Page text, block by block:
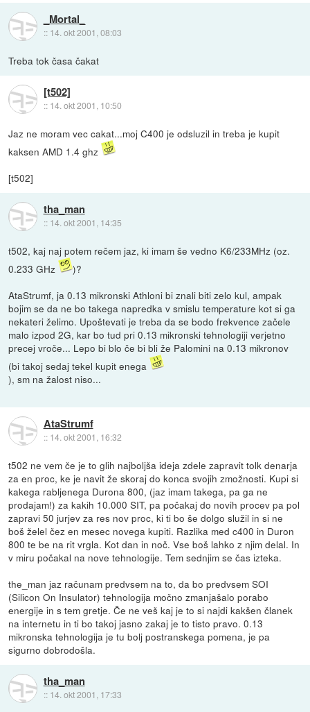
_Mortal_
:: 14. okt 2001, 08:03
Treba tok časa čakat
[t502]
:: 14. okt 2001, 10:50
Jaz ne moram vec cakat...moj C400 je odsluzil in treba je kupit
kaksen AMD 1.4 ghz
[t502]
tha_man
:: 14. okt 2001, 14:35
t502, kaj naj potem rečem jaz, ki imam še vedno K6/233MHz (oz.
0.233 GHz
)?
AtaStrumf, ja 0.13 mikronski Athloni bi znali biti zelo kul, ampak
bojim se da ne bo takega napredka v smislu temperature kot si ga
nekateri želimo. Upoštevati je treba da se bodo frekvence začele
malo izpod 2G, kar bo tud pri 0.13 mikronski tehnologiji verjetno
precej vroče... Lepo bi blo če bi bli že Palomini na 0.13 mikronov
(bi takoj sedaj tekel kupit enega
), sm na žalost niso...
AtaStrumf
:: 14. okt 2001, 16:32
t502 ne vem če je to glih najboljša ideja zdele zapravit tolk denarja
za en proc, ke je navit že skoraj do konca svojih zmožnosti. Kupi si
kakega rabljenega Durona 800, (jaz imam takega, pa ga ne
prodajam!) za kakih 10.000 SIT, pa počakaj do novih procev pa pol
zapravi 50 jurjev za res nov proc, ki ti bo še dolgo služil in si ne
boš želel čez en mesec novega kupiti. Razlika med c400 in Duron
800 te be na rit vrgla. Kot dan in noč. Vse boš lahko z njim delal. In
v miru počakal na nove tehnologije. Tem sednjim se čas izteka.
the_man jaz računam predvsem na to, da bo predvsem SOI
(Silicon On Insulator) tehnologija močno zmanjašalo porabo
energije in s tem gretje. Če ne veš kaj je to si najdi kakšen članek
na internetu in ti bo takoj jasno zakaj je to tisto pravo. 0.13
mikronska tehnologija je tu bolj postranskega pomena, je pa
sigurno dobrodošla.
tha_man
:: 14. okt 2001, 17:33